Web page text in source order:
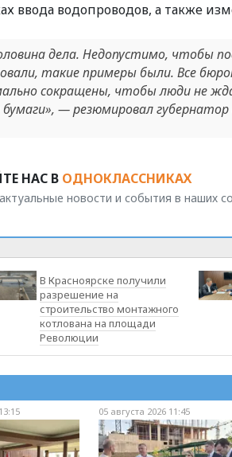
ввода водопроводов, а также
дела. Недопустимо, чтобы
такие примеры были. Все
сокращены, чтобы люди не
— резюмировал губернатор
НАС В ОДНОКЛАССНИКАХ
новости и события в наших
В Красноярске получили
разрешение на
строительство монтажного
котлована на площади
Революции
05 августа 2026 11:45